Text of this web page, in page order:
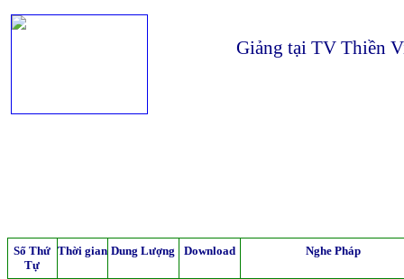
Giảng tại TV Thiền
Số Thứ
Tự
Thời gian Dung Lượng Download Nghe Pháp